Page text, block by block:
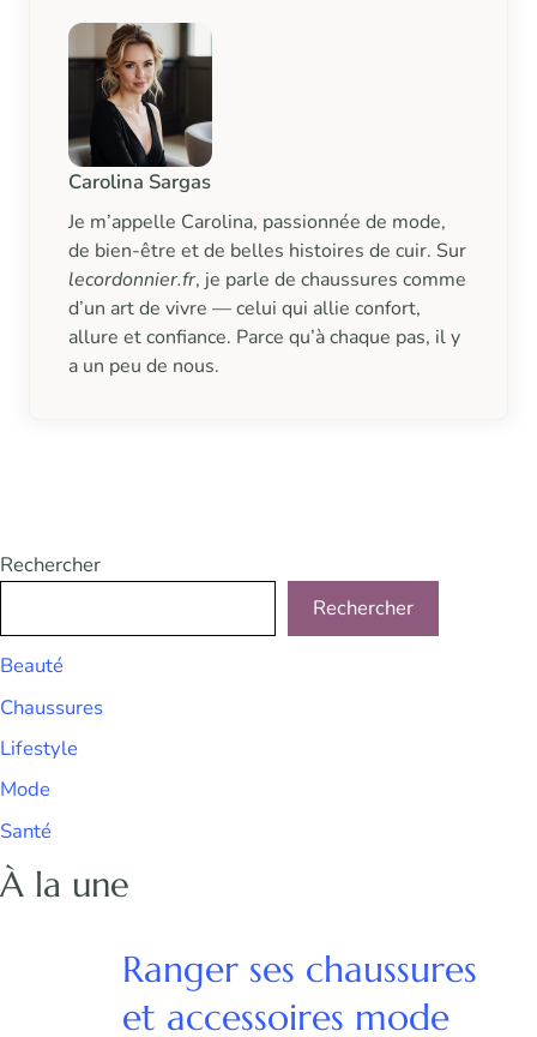
Carolina Sargas
Je m’appelle Carolina, passionnée de mode,
de bien-être et de belles histoires de cuir. Sur
lecordonnier.fr, je parle de chaussures comme
d’un art de vivre — celui qui allie confort,
allure et confiance. Parce qu’à chaque pas, il y
a un peu de nous.
Rechercher
Rechercher
Beauté
Chaussures
Lifestyle
Mode
Santé
À la une
Ranger ses chaussures
et accessoires mode